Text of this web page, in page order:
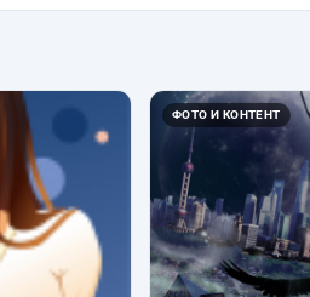
ФОТО И КОНТЕНТ